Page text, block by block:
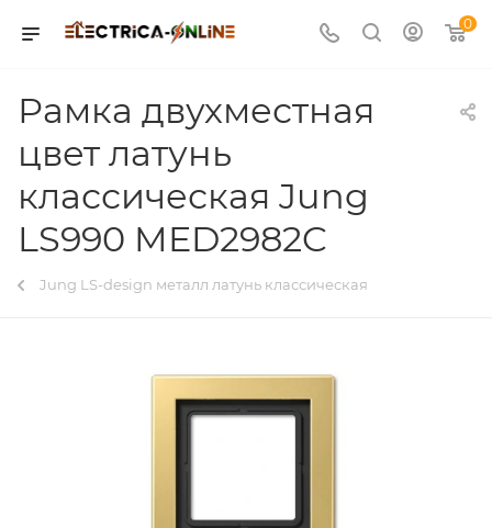
0
Рамка двухместная
цвет латунь
классическая Jung
LS990 MED2982C
Jung LS-design металл латунь классическая